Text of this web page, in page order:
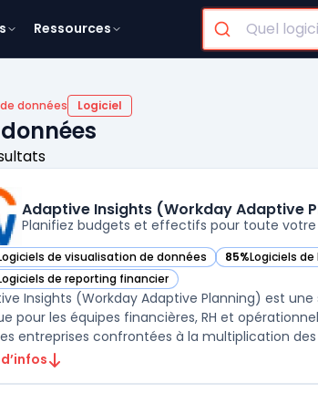
Ressources
données Logiciel
Adaptive Insights (Workday Adaptive
Planifiez budgets et effectifs pour toute
de visualisation de données
Adaptive Insights (Workday Adaptive Planning) dans
85%Logiciels
— voir Adaptive
de reporting financier
Adaptive Insights (Workday Adaptive Planning) dans
Insights (Workday Adaptive Planning) est
pour les équipes financières, RH et
entreprises confrontées à la multiplication des